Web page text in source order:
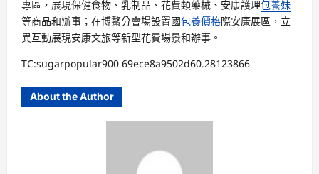
專區，展現保健食物、乳制品、花費類藥械、安康護理包養妹
等商品和辦事；在博鰲分會場設置國包養價格際安康展區，立
異互動展現安康文旅等新型花費場景和辦事。
TC:sugarpopular900 69ece8a9502d60.28123866
About the Author